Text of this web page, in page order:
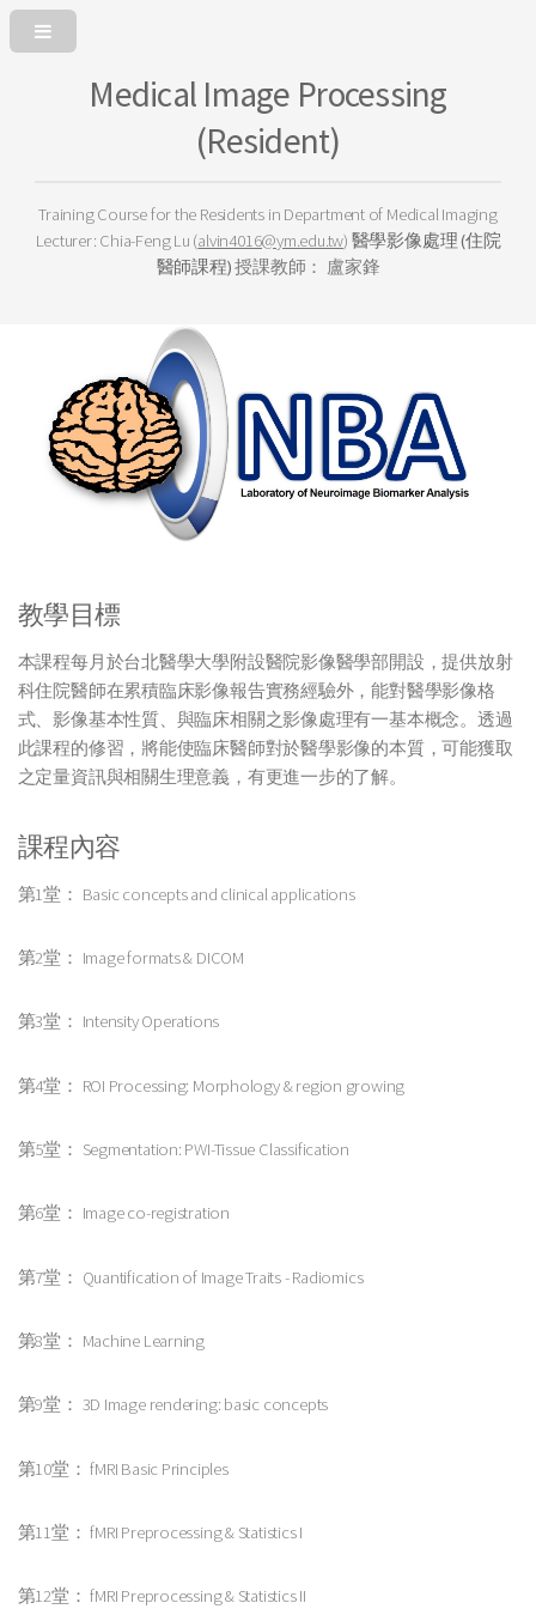
Medical Image Processing
(Resident)
Training Course for the Residents in Department of Medical Imaging
Lecturer: Chia-Feng Lu (alvin4016@ym.edu.tw) 醫學影像處理 (住院
醫師課程)授課教師： 盧家鋒
教學目標
本課程每月於台北醫學大學附設醫院影像醫學部開設，提供放射
科住院醫師在累積臨床影像報告實務經驗外，能對醫學影像格
式、影像基本性質、與臨床相關之影像處理有一基本概念。透過
此課程的修習，將能使臨床醫師對於醫學影像的本質，可能獲取
之定量資訊與相關生理意義，有更進一步的了解。
課程內容
第1堂： Basic concepts and clinical applications
第2堂： Image formats & DICOM
第3堂： Intensity Operations
第4堂： ROI Processing: Morphology & region growing
第5堂： Segmentation: PWI-Tissue Classification
第6堂： Image co-registration
第7堂： Quantification of Image Traits - Radiomics
第8堂： Machine Learning
第9堂： 3D Image rendering: basic concepts
第10堂： fMRI Basic Principles
第11堂： fMRI Preprocessing & Statistics I
第12堂： fMRI Preprocessing & Statistics II